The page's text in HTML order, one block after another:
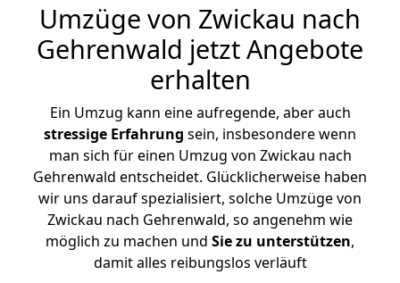
Umzüge von Zwickau nach
Gehrenwald jetzt Angebote
erhalten
Ein Umzug kann eine aufregende, aber auch
stressige Erfahrung sein, insbesondere wenn
man sich für einen Umzug von Zwickau nach
Gehrenwald entscheidet. Glücklicherweise haben
wir uns darauf spezialisiert, solche Umzüge von
Zwickau nach Gehrenwald, so angenehm wie
möglich zu machen und Sie zu unterstützen,
damit alles reibungslos verläuft